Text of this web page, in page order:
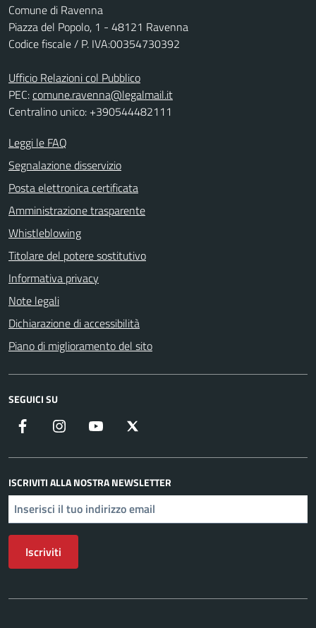
Comune di Ravenna
Piazza del Popolo, 1 - 48121 Ravenna
Codice fiscale / P. IVA:00354730392
Ufficio Relazioni col Pubblico
PEC:comune.ravenna@legalmail.it
Centralino unico: +390544482111
Leggi le FAQ
Segnalazione disservizio
Posta elettronica certificata
Amministrazione trasparente
Whistleblowing
Titolare del potere sostitutivo
Informativa privacy
Note legali
Dichiarazione di accessibilità
Piano di miglioramento del sito
SEGUICI SU
Facebook Instagram YouTube
ISCRIVITI ALLA NOSTRA NEWSLETTER